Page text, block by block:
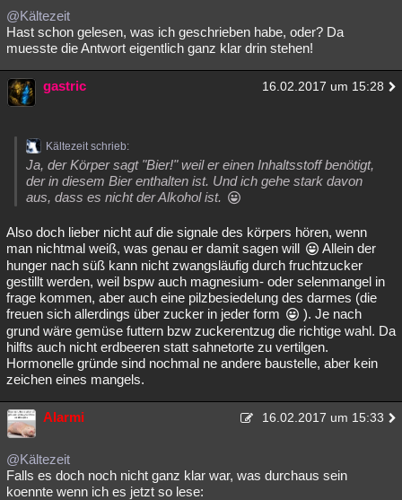
@Kältezeit
Hast schon gelesen, was ich geschrieben habe, oder? Da
muesste die Antwort eigentlich ganz klar drin stehen!
gastric 16.02.2017 um 15:28
Kältezeit schrieb:
Ja, der Körper sagt "Bier!" weil er einen Inhaltsstoff benötigt,
der in diesem Bier enthalten ist. Und ich gehe stark davon
aus, dass es nicht der Alkohol ist.
Also doch lieber nicht auf die signale des körpers hören, wenn
man nichtmal weiß, was genau er damit sagen will
Allein der
hunger nach süß kann nicht zwangsläufig durch fruchtzucker
gestillt werden, weil bspw auch magnesium- oder selenmangel in
frage kommen, aber auch eine pilzbesiedelung des darmes (die
freuen sich allerdings über zucker in jeder form
). Je nach
grund wäre gemüse futtern bzw zuckerentzug die richtige wahl. Da
hilfts auch nicht erdbeeren statt sahnetorte zu vertilgen.
Hormonelle gründe sind nochmal ne andere baustelle, aber kein
zeichen eines mangels.
Alarmi 16.02.2017 um 15:33
@Kältezeit
Falls es doch noch nicht ganz klar war, was durchaus sein
koennte wenn ich es jetzt so lese: